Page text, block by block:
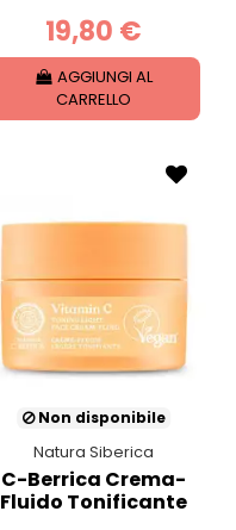
19,80 €
AGGIUNGI AL
CARRELLO
Non disponibile
Natura Siberica
C-Berrica Crema-
Fluido Tonificante